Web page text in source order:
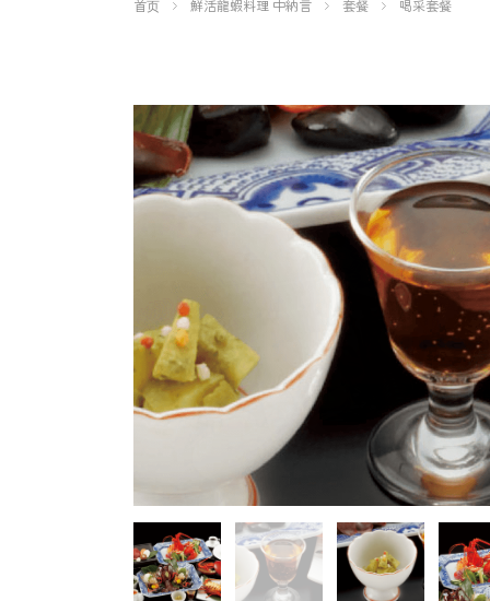
首页 鮮活龍蝦料理 中納言 套餐 喝采套餐